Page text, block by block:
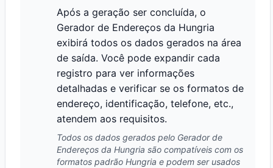
Após a geração ser concluída, o
Gerador de Endereços da Hungria
exibirá todos os dados gerados na área
de saída. Você pode expandir cada
registro para ver informações
detalhadas e verificar se os formatos de
endereço, identificação, telefone, etc.,
atendem aos requisitos.
Todos os dados gerados pelo Gerador de
Endereços da Hungria são compatíveis com os
formatos padrão Hungria e podem ser usados